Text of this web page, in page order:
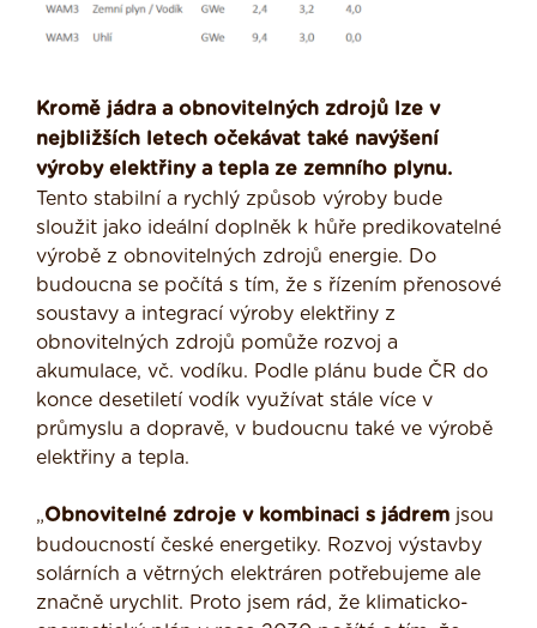
Kromě jádra a obnovitelných zdrojů lze v
nejbližších letech očekávat také navýšení
výroby elektřiny a tepla ze zemního plynu.
Tento stabilní a rychlý způsob výroby bude
sloužit jako ideální doplněk k hůře predikovatelné
výrobě z obnovitelných zdrojů energie. Do
budoucna se počítá s tím, že s řízením přenosové
soustavy a integrací výroby elektřiny z
obnovitelných zdrojů pomůže rozvoj a
akumulace, vč. vodíku. Podle plánu bude ČR do
konce desetiletí vodík využívat stále více v
průmyslu a dopravě, v budoucnu také ve výrobě
elektřiny a tepla.
„Obnovitelné zdroje v kombinaci s jádrem jsou
budoucností české energetiky. Rozvoj výstavby
solárních a větrných elektráren potřebujeme ale
značně urychlit. Proto jsem rád, že klimaticko-